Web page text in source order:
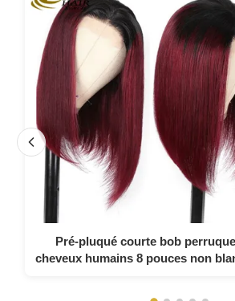
Pré-pluqué courte bob
cheveux humains 8 pouces non